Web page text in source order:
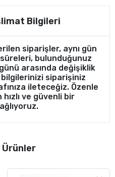
Bilgileri
siparişler, aynı gün
bulunduğunuz
arasında değişiklik
siparişiniz
ileteceğiz. Özenle
ve güvenli bir
Ürünler